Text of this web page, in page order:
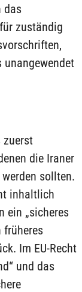
das
zuständig
unangewendet
zuerst
die Iraner
sollten.
inhaltlich
ein „sicheres
früheres
Im EU-Recht
und das